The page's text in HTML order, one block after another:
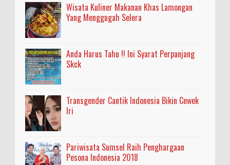
Wisata Kuliner Makanan Khas Lamongan
Yang Menggugah Selera
Anda Harus Tahu !! Ini Syarat Perpanjang
Skck
Transgender Cantik Indonesia Bikin Cewek
Iri
Pariwisata Sumsel Raih Penghargaan
Pesona Indonesia 2018